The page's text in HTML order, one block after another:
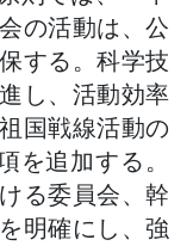
の活動は、公
する。科学技
し、活動効率
国戦線活動の
を追加する。
る委員会、幹
明確にし、強